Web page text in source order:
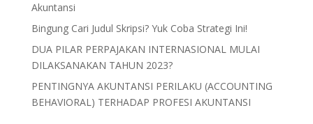
Akuntansi
Bingung Cari Judul Skripsi? Yuk Coba Strategi Ini!
DUA PILAR PERPAJAKAN INTERNASIONAL MULAI
DILAKSANAKAN TAHUN 2023?
PENTINGNYA AKUNTANSI PERILAKU (ACCOUNTING
BEHAVIORAL) TERHADAP PROFESI AKUNTANSI